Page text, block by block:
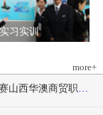
谱写公办民办高
习实训
more+
学院参赛团队信息公示